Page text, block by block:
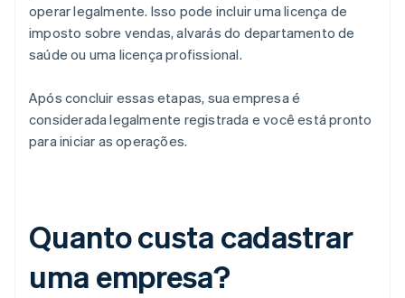
operar legalmente. Isso pode incluir uma licença de
imposto sobre vendas, alvarás do departamento de
saúde ou uma licença profissional.
Após concluir essas etapas, sua empresa é
considerada legalmente registrada e você está pronto
para iniciar as operações.
Quanto custa cadastrar
uma empresa?